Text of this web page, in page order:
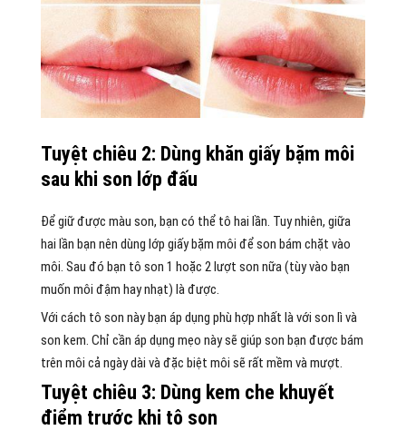
Tuyệt chiêu 2: Dùng khăn giấy bặm môi
sau khi son lớp đấu
Để giữ được màu son, bạn có thể tô hai lần. Tuy nhiên, giữa
hai lần bạn nên dùng lớp giấy bặm môi để son bám chặt vào
môi. Sau đó bạn tô son 1 hoặc 2 lượt son nữa (tùy vào bạn
muốn môi đậm hay nhạt) là được.
Với cách tô son này bạn áp dụng phù hợp nhất là với son lì và
son kem. Chỉ cần áp dụng mẹo này sẽ giúp son bạn được bám
trên môi cả ngày dài và đặc biệt môi sẽ rất mềm và mượt.
Tuyệt chiêu 3: Dùng kem che khuyết
điểm trước khi tô son